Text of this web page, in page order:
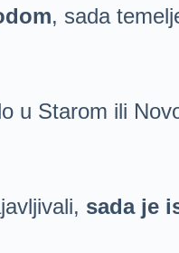
, sada
u Starom ili
sada je